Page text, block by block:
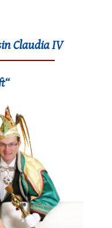
Claudia IV